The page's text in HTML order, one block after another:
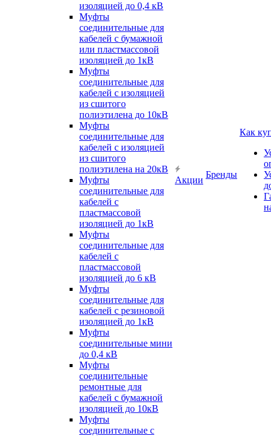
изоляцией до 0,4 кВ
Муфты
соединительные для
кабелей с бумажной
или пластмассовой
изоляцией до 1кВ
Муфты
соединительные для
кабелей с изоляцией
из сшитого
полиэтилена до 10кВ
Муфты
соединительные для
кабелей с изоляцией
из сшитого
полиэтилена на 20кВ
Муфты
соединительные для
кабелей с
пластмассовой
изоляцией до 1кВ
Муфты
соединительные для
кабелей с
пластмассовой
изоляцией до 6 кВ
Муфты
соединительные для
кабелей с резиновой
изоляцией до 1кВ
Муфты
соединительные мини
до 0,4 кВ
Муфты
соединительные
ремонтные для
кабелей с бумажной
изоляцией до 10кВ
Муфты
соединительные с
Акции
Бренды
Как